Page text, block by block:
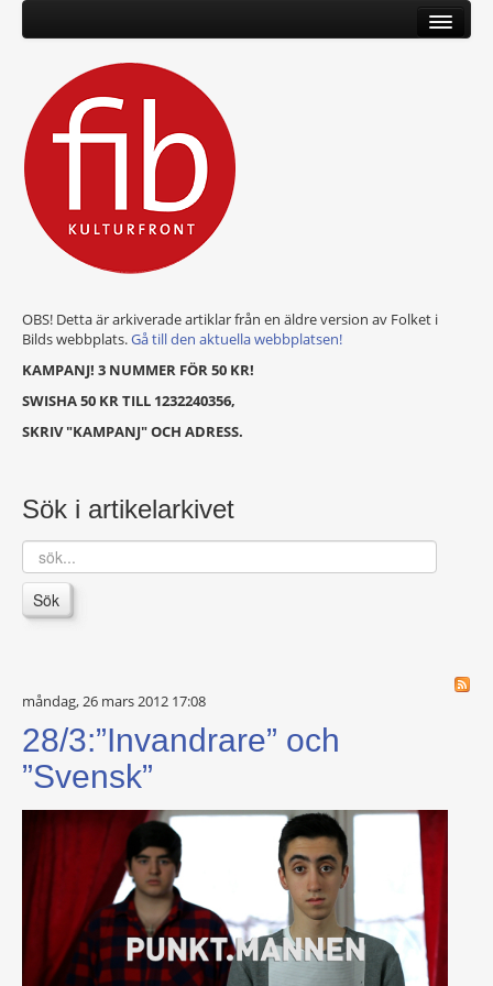
OBS! Detta är arkiverade artiklar från en äldre version av Folket i
Bilds webbplats.Gå till den aktuella webbplatsen!
KAMPANJ! 3 NUMMER FÖR 50 KR!
SWISHA 50 KR TILL 1232240356,
SKRIV "KAMPANJ" OCH ADRESS.
Sök i artikelarkivet
sök...
Sök
måndag, 26 mars 2012 17:08
28/3:”Invandrare” och
”Svensk”